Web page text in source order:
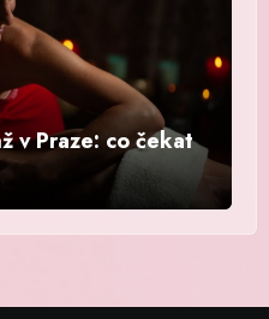
v Praze: co čekat